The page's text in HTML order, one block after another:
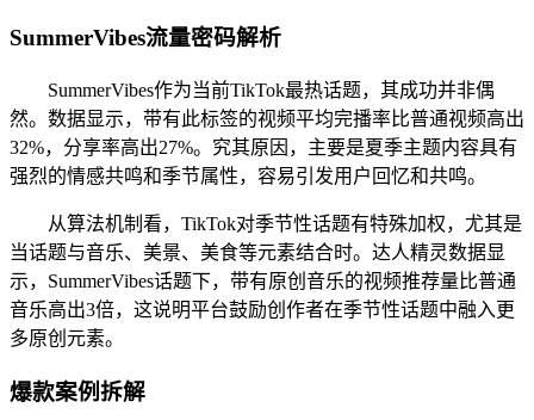
SummerVibes流量密码解析
SummerVibes作为当前TikTok最热话题，其成功并非偶
然。数据显示，带有此标签的视频平均完播率比普通视频高出
32%，分享率高出27%。究其原因，主要是夏季主题内容具有
强烈的情感共鸣和季节属性，容易引发用户回忆和共鸣。
从算法机制看，TikTok对季节性话题有特殊加权，尤其是
当话题与音乐、美景、美食等元素结合时。达人精灵数据显
示，SummerVibes话题下，带有原创音乐的视频推荐量比普通
音乐高出3倍，这说明平台鼓励创作者在季节性话题中融入更
多原创元素。
爆款案例拆解